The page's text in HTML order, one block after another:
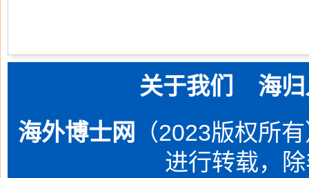
关于我们 海
海外博士网
（2023版权所
进行转载，